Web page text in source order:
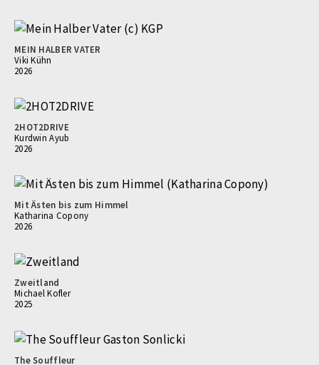
MEIN HALBER VATER
Viki Kühn
2026
2HOT2DRIVE
Kurdwin Ayub
2026
Mit Ästen bis zum Himmel
Katharina Copony
2026
Zweitland
Michael Kofler
2025
The Souffleur